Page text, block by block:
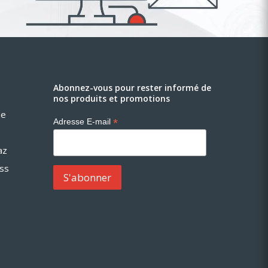
Abonnez-vous pour rester informé de
nos produits et promotions
Adresse E-mail *